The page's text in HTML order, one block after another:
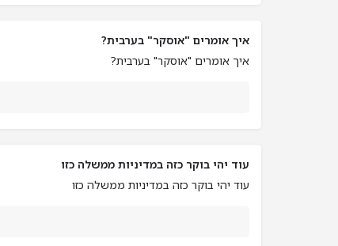
איך אומרים "אוסקר" בערבית?
איך אומרים "אוסקר" בערבית?
עוד יהי בוקר כזה במדיניות ממשלה כזו
עוד יהי בוקר כזה במדיניות ממשלה כזו